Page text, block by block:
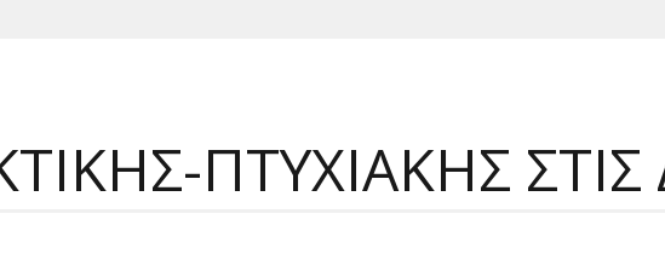
ΠΤΥΧΙΑΚΗΣ ΣΤΙΣ